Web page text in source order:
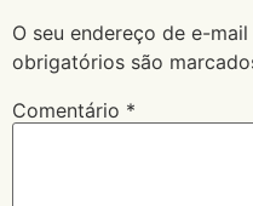
O seu endereço de e-
obrigatórios são
Comentário *